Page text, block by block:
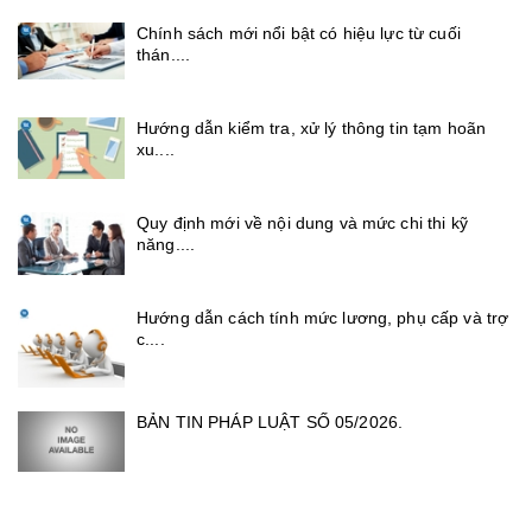
Chính sách mới nổi bật có hiệu lực từ cuối
thán....
Hướng dẫn kiểm tra, xử lý thông tin tạm hoãn
xu....
Quy định mới về nội dung và mức chi thi kỹ
năng....
Hướng dẫn cách tính mức lương, phụ cấp và trợ
c....
BẢN TIN PHÁP LUẬT SỐ 05/2026.